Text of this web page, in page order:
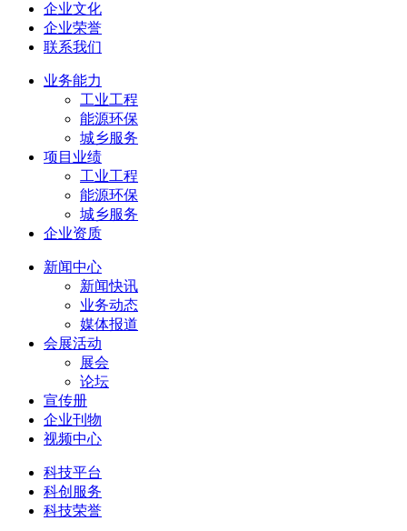
企业文化
企业荣誉
联系我们
业务能力
工业工程
能源环保
城乡服务
项目业绩
工业工程
能源环保
城乡服务
企业资质
新闻中心
新闻快讯
业务动态
媒体报道
会展活动
展会
论坛
宣传册
企业刊物
视频中心
科技平台
科创服务
科技荣誉